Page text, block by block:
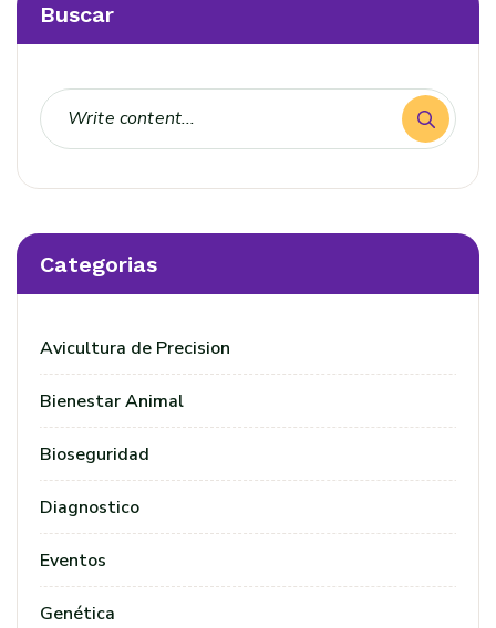
Buscar
Categorias
Avicultura de Precision
Bienestar Animal
Bioseguridad
Diagnostico
Eventos
Genética